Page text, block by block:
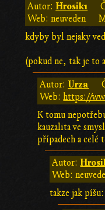
Autor:Hrosik1
Web: neuveden
kdyby byl nejaky
(pokud ne, tak je to
Autor: Urza
Web:https://
K tomu
kauzalita ve
případech a celé
Autor:
Web:
takze jak